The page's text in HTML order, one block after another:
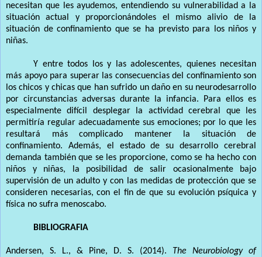
necesitan que les ayudemos, entendiendo su vulnerabilidad a la
situación actual y proporcionándoles el mismo alivio de la
situación de confinamiento que se ha previsto para los niños y
niñas.
Y entre todos los y las adolescentes, quienes necesitan
más apoyo para superar las consecuencias del confinamiento son
los chicos y chicas que han sufrido un daño en su neurodesarrollo
por circunstancias adversas durante la infancia. Para ellos es
especialmente difícil desplegar la actividad cerebral que les
permitiría regular adecuadamente sus emociones; por lo que les
resultará más complicado mantener la situación de
confinamiento. Además, el estado de su desarrollo cerebral
demanda también que se les proporcione, como se ha hecho con
niños y niñas, la posibilidad de salir ocasionalmente bajo
supervisión de un adulto y con las medidas de protección que se
consideren necesarias, con el fin de que su evolución psíquica y
física no sufra menoscabo.
BIBLIOGRAFIA
Andersen, S. L., & Pine, D. S. (2014). The Neurobiology of